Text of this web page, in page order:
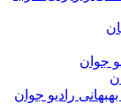
جوان
رادیو جوان